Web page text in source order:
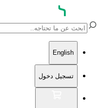
English
تسجيل دخول